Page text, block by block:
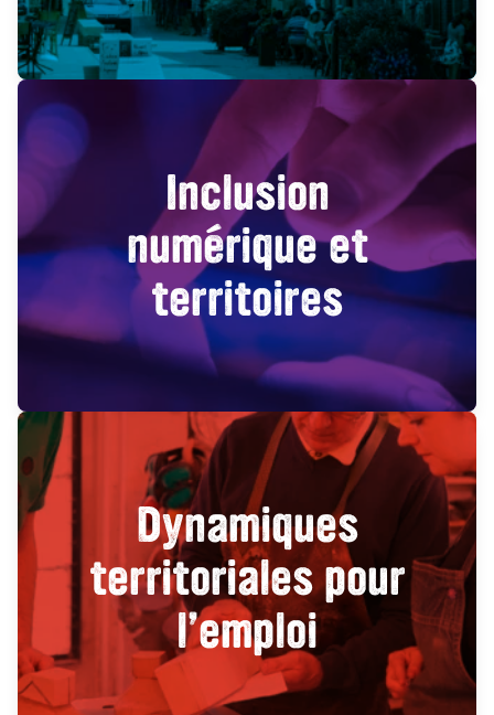
Inclusion
numérique et
territoires
Dynamiques
territoriales pour
l’emploi